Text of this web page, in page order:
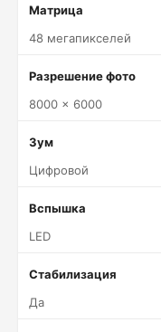
Матрица
48 мегапикселей
Разрешение фото
8000 x 6000
Зум
Цифровой
Вспышка
LED
Стабилизация
Да